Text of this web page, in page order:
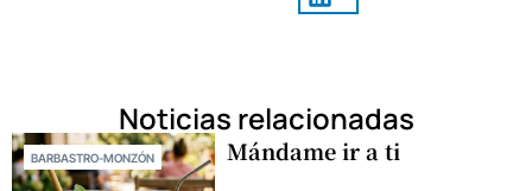
Noticias relacionadas
BARBASTRO-MONZÓN Mándame ir a ti